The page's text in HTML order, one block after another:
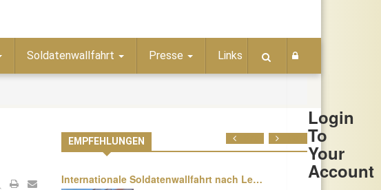
Login
To
Your
Account
Soldatenwallfahrt Presse Links
EMPFEHLUNGEN
Internationale Soldatenwallfahrt nach Le…